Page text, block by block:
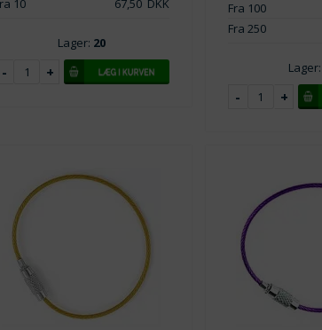
10 67,50 DKK
Lager: 20
Fra 100
Fra 250
Lager: